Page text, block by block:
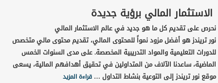
الاستثمار المالي برؤية جديدة
نحرص على تقديم كل ما هو جديد في عالم الاستثمار المالي
نور تريندز هو أفضل مزود نمواً للمحتوى المالي، تقديم محتوى مالي متخصص
للدورات التعليمية والمواد التدريبية المخصصة. على مدى السنوات الخمس
الماضية، ساعدنا الآلاف من المتداولين في تحقيق أهدافهم المالية، يسعى
موقع نور تريندز إلى التوعية بنشاط التداول …قراءة المزيد